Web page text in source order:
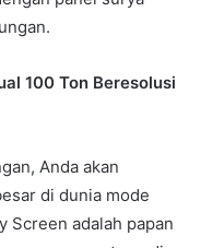
100 Ton Beresolusi
Anda akan
di dunia mode
Screen adalah papan